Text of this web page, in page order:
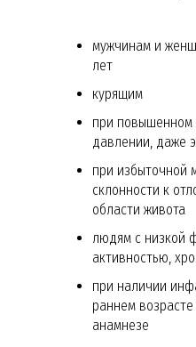
мужчинам и
лет
курящим
при повышенном
давлении, даже
при избыточной
склонности к
области живота
людям с низкой
активностью,
при наличии
раннем
анамнезе